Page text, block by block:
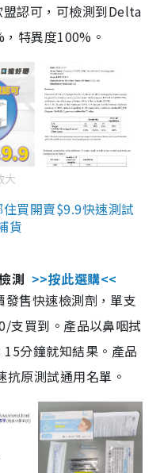
認可，可檢測到Delta
特異度100%。
大
買開賣$9.9快速測試
貨
測 >>按此選購<<
售快速檢測劑，單支
支買到。產品以鼻咽拭
分鐘就知結果。產品
原測試通用名單。